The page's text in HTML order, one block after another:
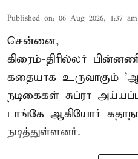
Published on: 06 Aug 2026, 1:37 am
சென்னை,
கிரைம்-திரில்லர்
கதையாக உருவாகும்
நடிகைகள் சுப்ரா
டாங்கே ஆகியோர்
நடித்துள்ளனர்.